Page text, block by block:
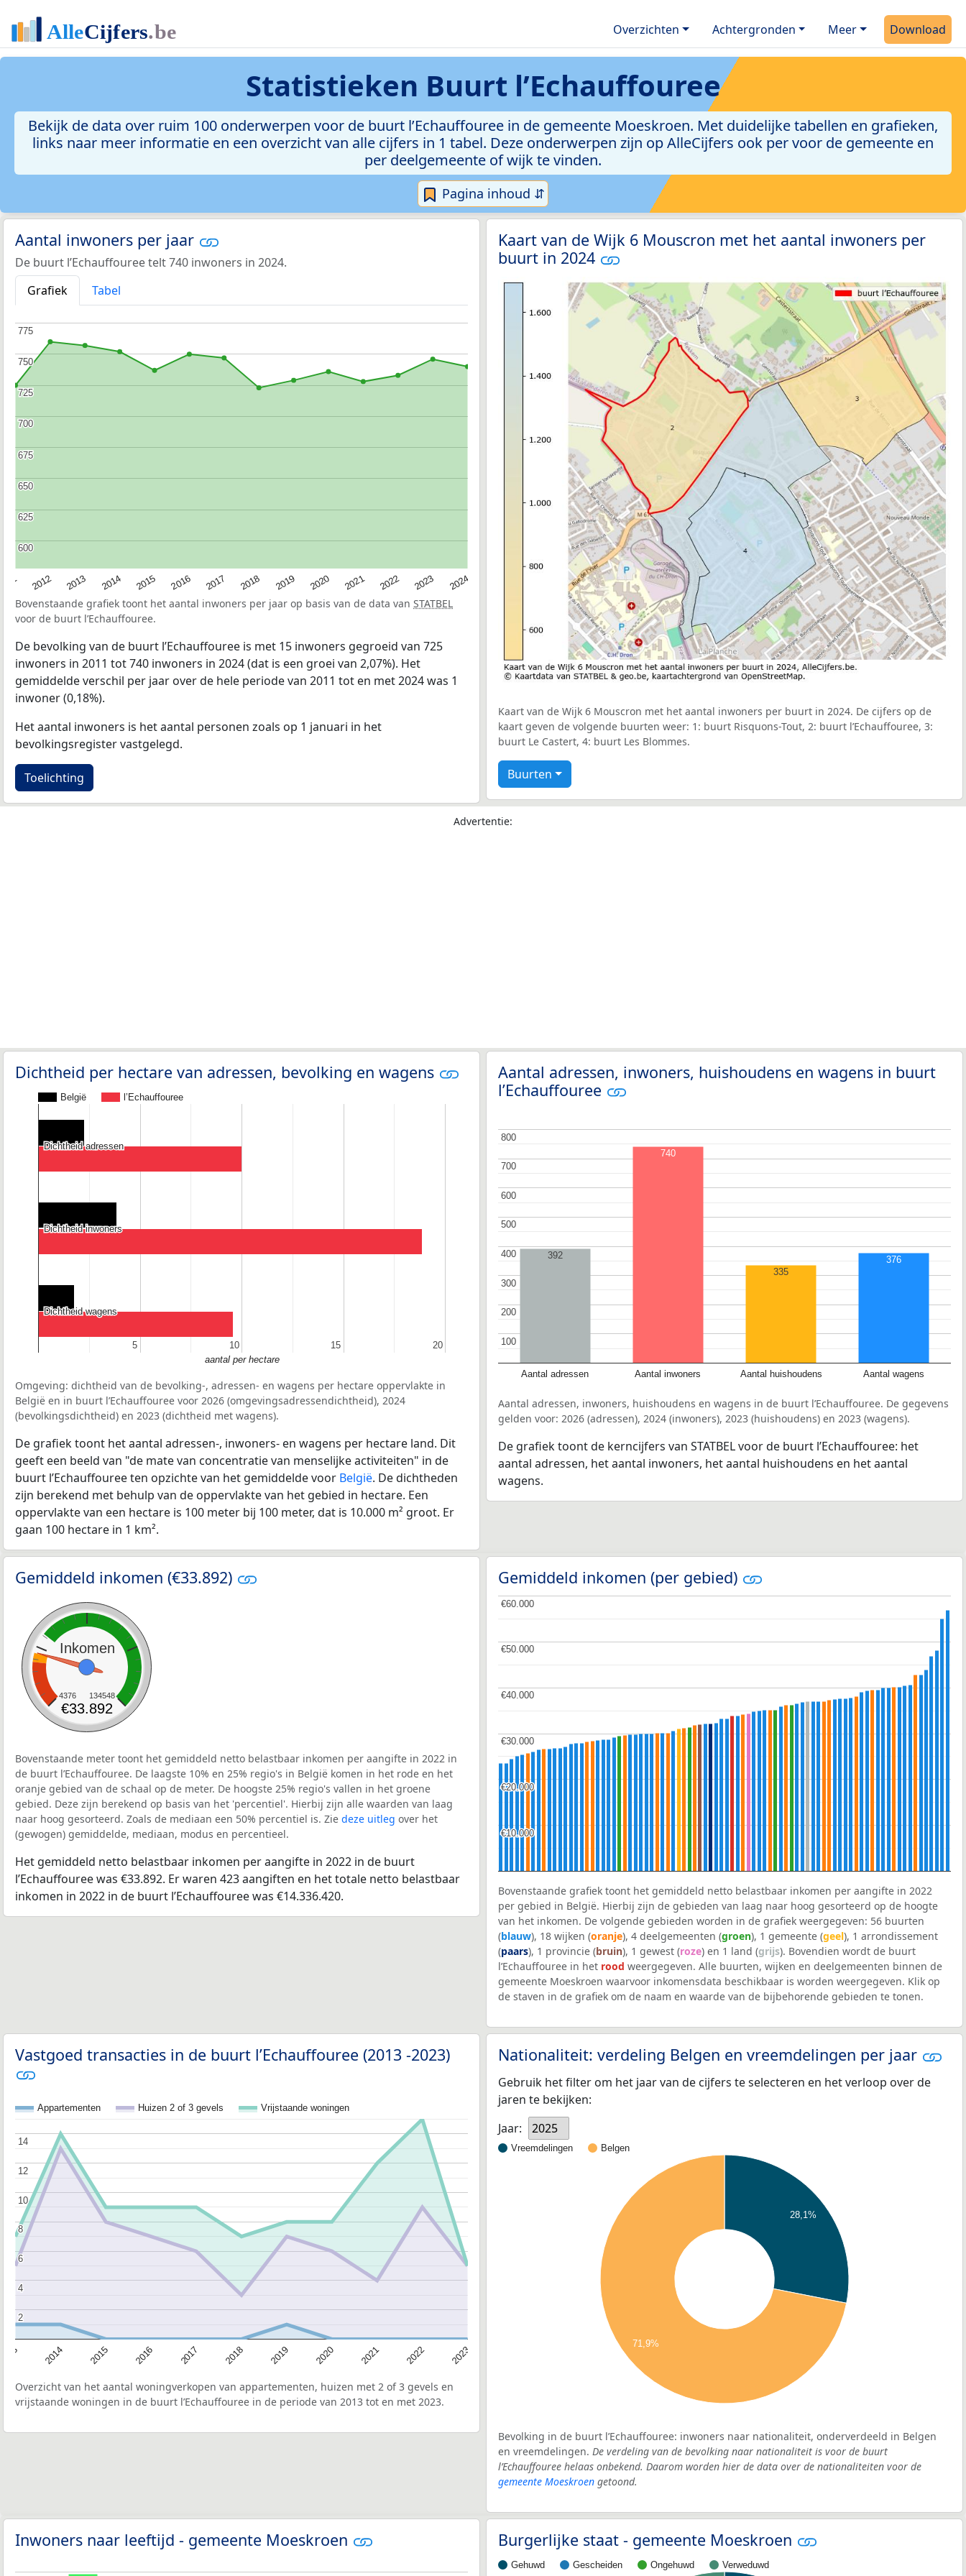
Overzichten Achtergronden Meer Download
Statistieken Buurt l’Echauffouree
Bekijk de data over ruim 100 onderwerpen voor de buurt l’Echauffouree in de gemeente Moeskroen. Met duidelijke tabellen en grafieken,
links naar meer informatie en een overzicht van alle cijfers in 1 tabel. Deze onderwerpen zijn op AlleCijfers ook per voor de gemeente en
per deelgemeente of wijk te vinden.
Pagina inhoud ⇵
Aantal inwoners per jaar
De buurt l’Echauffouree telt 740 inwoners in 2024.
Grafiek
Tabel
2012 2013 2014 2015 2016 2017 2018 2019 2020 2021 2022 2023 2024
600
600
625
625
650
650
675
675
700
700
725
725
750
750
775
775
Bovenstaande grafiek toont het aantal inwoners per jaar op basis van de data van STATBEL
voor de buurt l’Echauffouree.
De bevolking van de buurt l’Echauffouree is met 15 inwoners gegroeid van 725
inwoners in 2011 tot 740 inwoners in 2024 (dat is een groei van 2,07%). Het
gemiddelde verschil per jaar over de hele periode van 2011 tot en met 2024 was 1
inwoner (0,18%).
Het aantal inwoners is het aantal personen zoals op 1 januari in het
bevolkingsregister vastgelegd.
Toelichting
Kaart van de Wijk 6 Mouscron met het aantal inwoners per
buurt in 2024
Kaart van de Wijk 6 Mouscron met het aantal inwoners per buurt in 2024. De cijfers op de
kaart geven de volgende buurten weer: 1: buurt Risquons-Tout, 2: buurt l’Echauffouree, 3:
buurt Le Castert, 4: buurt Les Blommes.
Buurten
Advertentie:
Dichtheid per hectare van adressen, bevolking en wagens
België l’Echauffouree
5
5 10
10 15
15 20
20
Dichtheid adressen
Dichtheid adressen
Dichtheid inwoners
Dichtheid inwoners
Dichtheid wagens
Dichtheid wagens
aantal per hectare
Omgeving: dichtheid van de bevolking-, adressen- en wagens per hectare oppervlakte in
België en in buurt l’Echauffouree voor 2026 (omgevingsadressendichtheid), 2024
(bevolkingsdichtheid) en 2023 (dichtheid met wagens).
De grafiek toont het aantal adressen-, inwoners- en wagens per hectare land. Dit
geeft een beeld van "de mate van concentratie van menselijke activiteiten" in de
buurt l’Echauffouree ten opzichte van het gemiddelde voor België. De dichtheden
zijn berekend met behulp van de oppervlakte van het gebied in hectare. Een
oppervlakte van een hectare is 100 meter bij 100 meter, dat is 10.000 m² groot. Er
gaan 100 hectare in 1 km².
Aantal adressen, inwoners, huishoudens en wagens in buurt
l’Echauffouree
Aantal adressen Aantal inwoners Aantal huishoudens Aantal wagens
100
100
200
200
300
300
400
400
500
500
600
600
700
700
800
800
392
740
335
376
Aantal adressen, inwoners, huishoudens en wagens in de buurt l’Echauffouree. De gegevens
gelden voor: 2026 (adressen), 2024 (inwoners), 2023 (huishoudens) en 2023 (wagens).
De grafiek toont de kerncijfers van STATBEL voor de buurt l’Echauffouree: het
aantal adressen, het aantal inwoners, het aantal huishoudens en het aantal
wagens.
Gemiddeld inkomen (€33.892)
Inkomen
4376 134548
€33.892
Bovenstaande meter toont het gemiddeld netto belastbaar inkomen per aangifte in 2022 in
de buurt l’Echauffouree. De laagste 10% en 25% regio's in België komen in het rode en het
oranje gebied van de schaal op de meter. De hoogste 25% regio's vallen in het groene
gebied. Deze zijn berekend op basis van het 'percentiel'. Hierbij zijn alle waarden van laag
naar hoog gesorteerd. Zoals de mediaan een 50% percentiel is. Zie deze uitleg over het
(gewogen) gemiddelde, mediaan, modus en percentieel.
Het gemiddeld netto belastbaar inkomen per aangifte in 2022 in de buurt
l’Echauffouree was €33.892. Er waren 423 aangiften en het totale netto belastbaar
inkomen in 2022 in de buurt l’Echauffouree was €14.336.420.
Gemiddeld inkomen (per gebied)
€10.000
€10.000
€20.000
€20.000
€30.000
€30.000
€40.000
€40.000
€50.000
€50.000
€60.000
€60.000
Bovenstaande grafiek toont het gemiddeld netto belastbaar inkomen per aangifte in 2022
per gebied in België. Hierbij zijn de gebieden van laag naar hoog gesorteerd op de hoogte
van het inkomen. De volgende gebieden worden in de grafiek weergegeven: 56 buurten
(blauw), 18 wijken (oranje), 4 deelgemeenten (groen), 1 gemeente (geel), 1 arrondissement
(paars), 1 provincie (bruin), 1 gewest (roze) en 1 land (grijs). Bovendien wordt de buurt
l’Echauffouree in het rood weergegeven. Alle buurten, wijken en deelgemeenten binnen de
gemeente Moeskroen waarvoor inkomensdata beschikbaar is worden weergegeven. Klik op
de staven in de grafiek om de naam en waarde van de bijbehorende gebieden te tonen.
Vastgoed transacties in de buurt l’Echauffouree (2013 -2023)
Appartementen Huizen 2 of 3 gevels Vrijstaande woningen
2014 2015 2016 2017 2018 2019 2020 2021 2022 2023
2
2
4
4
6
6
8
8
10
10
12
12
14
14
Overzicht van het aantal woningverkopen van appartementen, huizen met 2 of 3 gevels en
vrijstaande woningen in de buurt l’Echauffouree in de periode van 2013 tot en met 2023.
Nationaliteit: verdeling Belgen en vreemdelingen per jaar
Gebruik het filter om het jaar van de cijfers te selecteren en het verloop over de
jaren te bekijken:
Jaar:
2025
Vreemdelingen Belgen
28,1%
71,9%
Bevolking in de buurt l’Echauffouree: inwoners naar nationaliteit, onderverdeeld in Belgen
en vreemdelingen. De verdeling van de bevolking naar nationaliteit is voor de buurt
l’Echauffouree helaas onbekend. Daarom worden hier de data over de nationaliteiten voor de
gemeente Moeskroen getoond.
Inwoners naar leeftijd - gemeente Moeskroen Burgerlijke staat - gemeente Moeskroen
Gehuwd Gescheiden Ongehuwd Verweduwd